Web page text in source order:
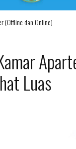
(Offline dan Online)
Luas